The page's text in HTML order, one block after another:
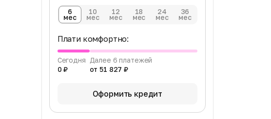
6
мес
10
мес
12
мес
18
мес
24
мес
36
мес
Плати комфортно:
Сегодня
0 ₽
Далее 6 платежей
от 51 827 ₽
Оформить кредит